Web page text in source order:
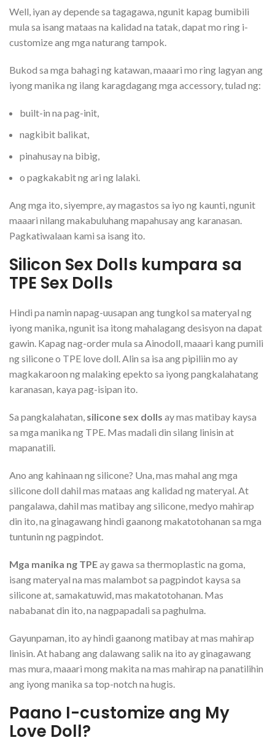
Well, iyan ay depende sa tagagawa, ngunit kapag bumibili
mula sa isang mataas na kalidad na tatak, dapat mo ring i-
customize ang mga naturang tampok.
Bukod sa mga bahagi ng katawan, maaari mo ring lagyan ang
iyong manika ng ilang karagdagang mga accessory, tulad ng:
built-in na pag-init,
nagkibit balikat,
pinahusay na bibig,
o pagkakabit ng ari ng lalaki.
Ang mga ito, siyempre, ay magastos sa iyo ng kaunti, ngunit
maaari nilang makabuluhang mapahusay ang karanasan.
Pagkatiwalaan kami sa isang ito.
Silicon Sex Dolls kumpara sa
TPE Sex Dolls
Hindi pa namin napag-uusapan ang tungkol sa materyal ng
iyong manika, ngunit isa itong mahalagang desisyon na dapat
gawin. Kapag nag-order mula sa Ainodoll, maaari kang pumili
ng silicone o TPE love doll. Alin sa isa ang pipiliin mo ay
magkakaroon ng malaking epekto sa iyong pangkalahatang
karanasan, kaya pag-isipan ito.
Sa pangkalahatan, silicone sex dolls ay mas matibay kaysa
sa mga manika ng TPE. Mas madali din silang linisin at
mapanatili.
Ano ang kahinaan ng silicone? Una, mas mahal ang mga
silicone doll dahil mas mataas ang kalidad ng materyal. At
pangalawa, dahil mas matibay ang silicone, medyo mahirap
din ito, na ginagawang hindi gaanong makatotohanan sa mga
tuntunin ng pagpindot.
Mga manika ng TPEay gawa sa thermoplastic na goma,
isang materyal na mas malambot sa pagpindot kaysa sa
silicone at, samakatuwid, mas makatotohanan. Mas
nababanat din ito, na nagpapadali sa paghulma.
Gayunpaman, ito ay hindi gaanong matibay at mas mahirap
linisin. At habang ang dalawang salik na ito ay ginagawang
mas mura, maaari mong makita na mas mahirap na panatilihin
ang iyong manika sa top-notch na hugis.
Paano I-customize ang My
Love Doll?